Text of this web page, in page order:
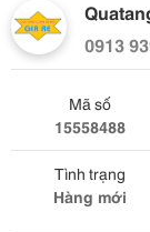
0913
Mã số
15558488
Tình trạng
Hàng mới